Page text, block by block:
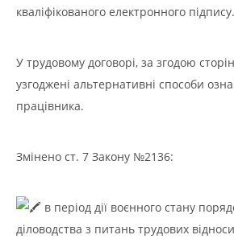
кваліфікованого електронного підпису.
У трудовому договорі, за згодою
узгоджені альтернативні способи
працівника.
Змінено ст. 7 Закону №2136:
в період дії воєнного стану
діловодства з питань трудових